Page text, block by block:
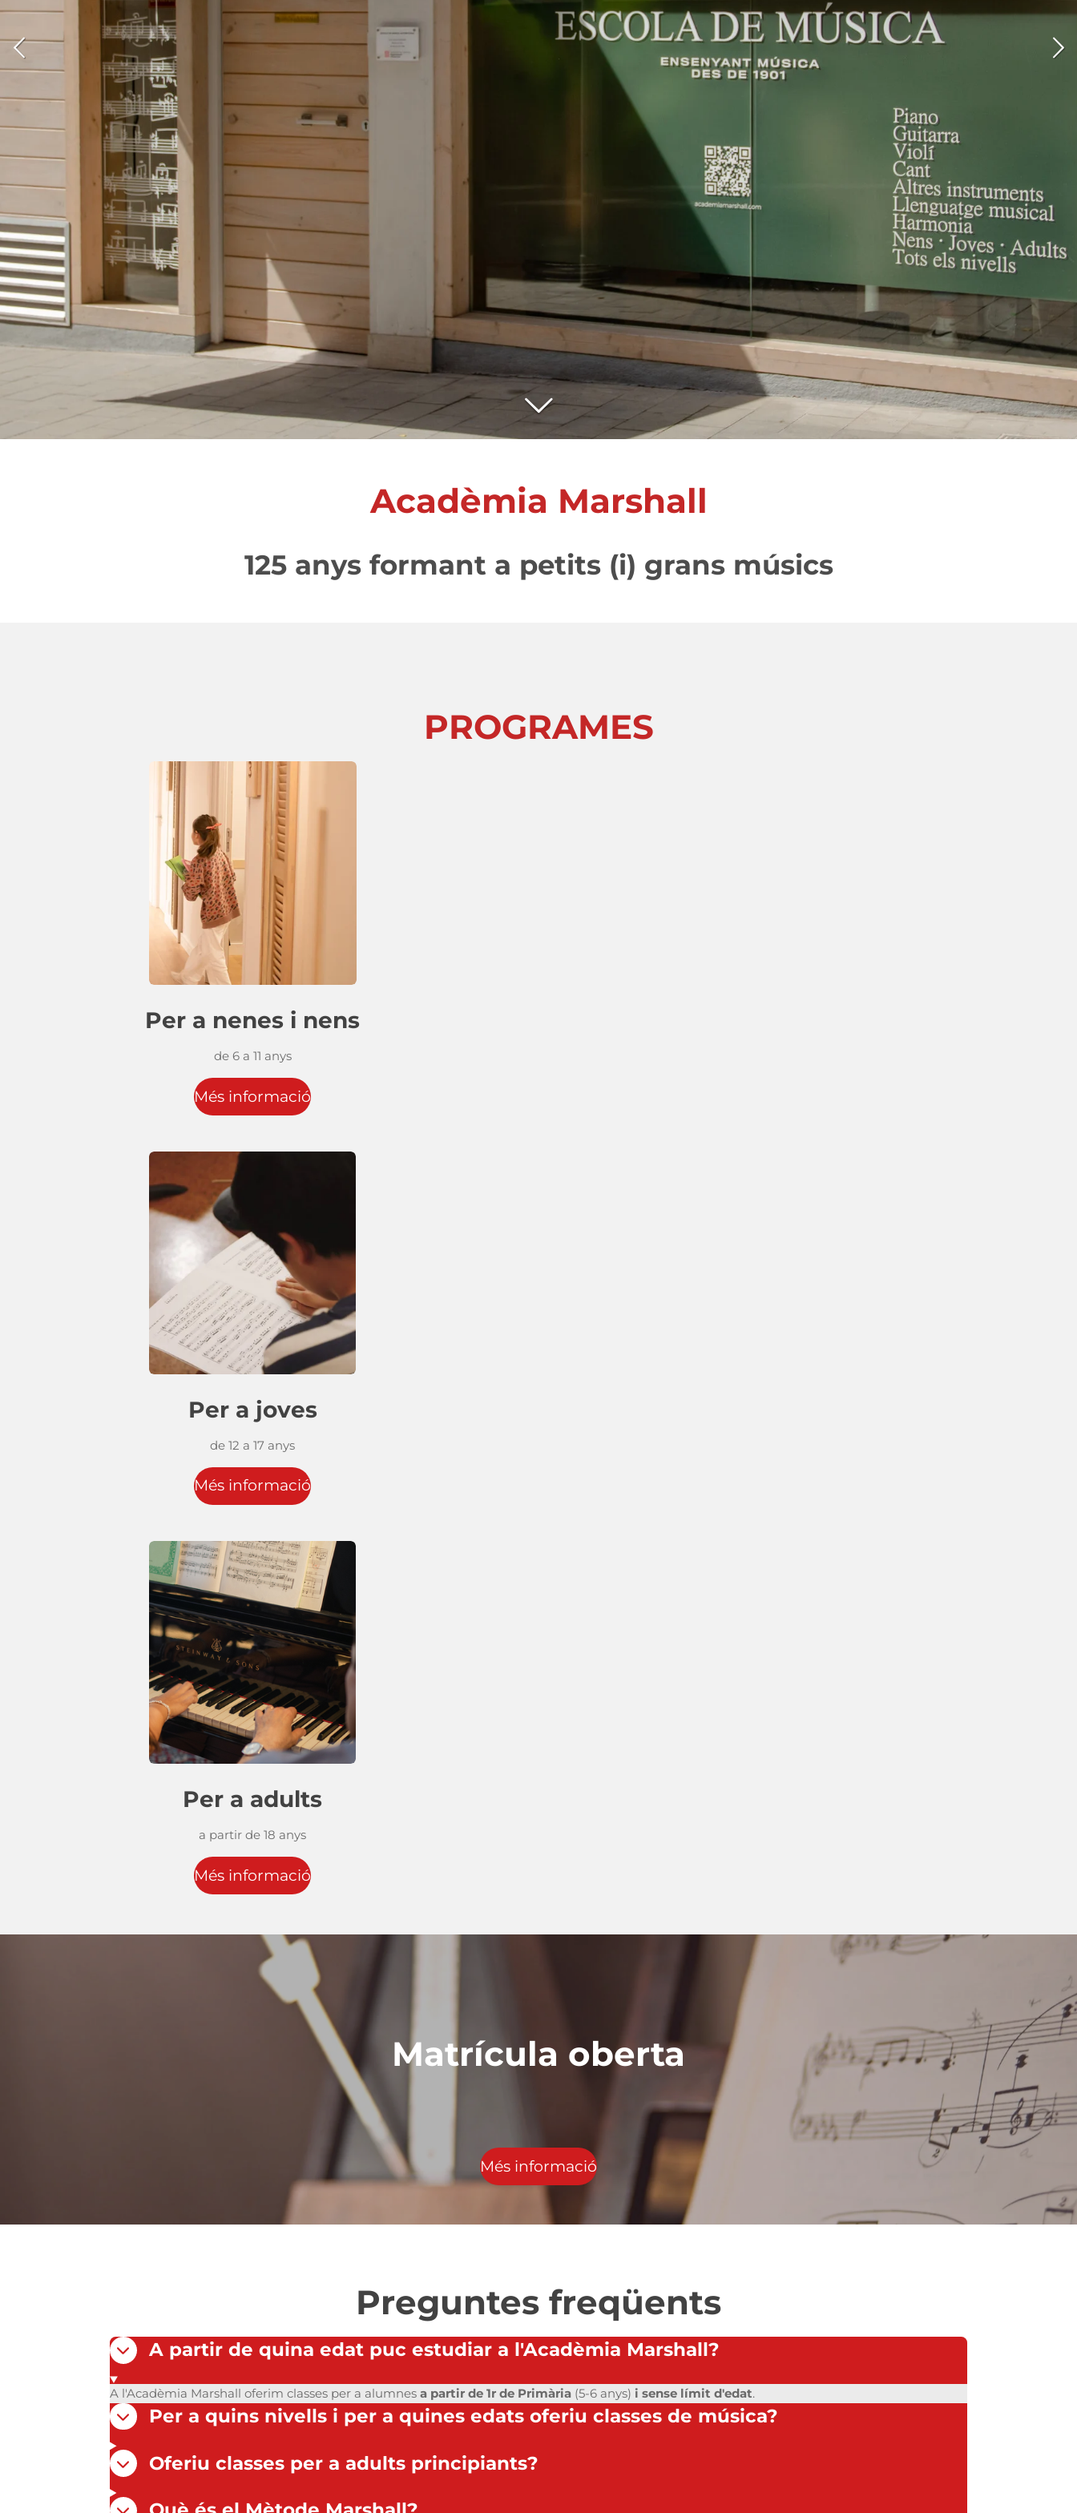
Acadèmia Marshall
125 anys formant a petits (i) grans músics
PROGRAMES
Per a nenes i nens
de 6 a 11 anys
Més informació
Per a joves
de 12 a 17 anys
Més informació
Per a adults
a partir de 18 anys
Més informació
Matrícula oberta
Més informació
Preguntes freqüents
A partir de quina edat puc estudiar a l'Acadèmia Marshall?
A l'Acadèmia Marshall oferim classes per a alumnes a partir de 1r de Primària (5-6 anys) i sense límit d'edat.
Per a quins nivells i per a quines edats oferiu classes de música?
Oferiu classes per a adults principiants?